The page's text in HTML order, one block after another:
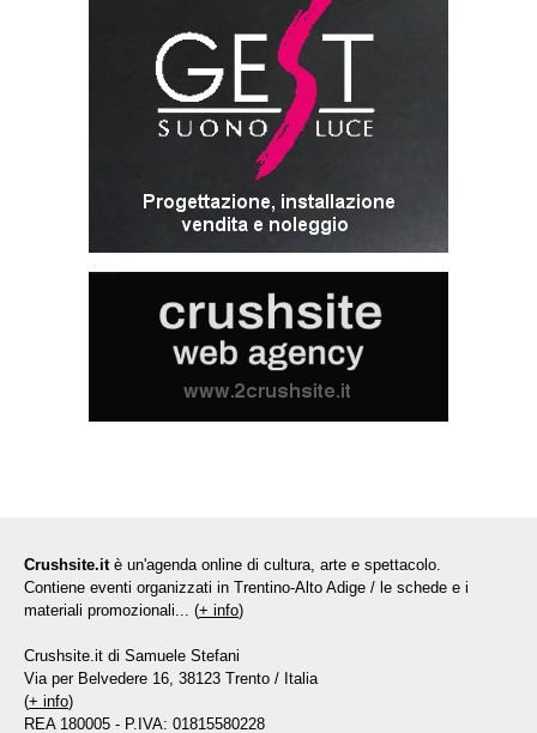
Crushsite.it è un'agenda online di cultura, arte e spettacolo.
Contiene eventi organizzati in Trentino-Alto Adige / le schede e i
materiali promozionali... (+ info)
Crushsite.it di Samuele Stefani
Via per Belvedere 16, 38123 Trento / Italia
(+ info)
REA 180005 - P.IVA: 01815580228